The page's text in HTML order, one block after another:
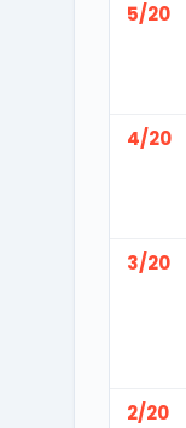
5/20
4/20
3/20
2/20